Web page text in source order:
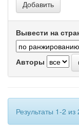
Вывести на
Авторы
Результаты 1-2 из